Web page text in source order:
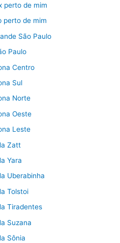
perto de mim
perto de mim
São Paulo
Paulo
Centro
Sul
Norte
Oeste
Leste
Zatt
Yara
Uberabinha
Tolstoi
Tiradentes
Suzana
Sônia